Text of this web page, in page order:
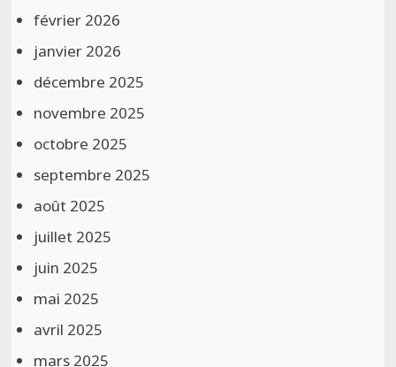
février 2026
janvier 2026
décembre 2025
novembre 2025
octobre 2025
septembre 2025
août 2025
juillet 2025
juin 2025
mai 2025
avril 2025
mars 2025